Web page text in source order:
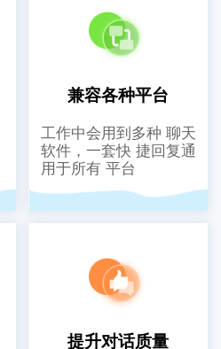
兼容各种平台
工作中会用到多种 聊天
软件，一套快 捷回复通
用于所有 平台
提升对话质量